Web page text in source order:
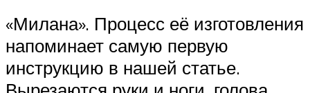
«Милана». Процесс её изготовления
напоминает самую первую
инструкцию в нашей статье.